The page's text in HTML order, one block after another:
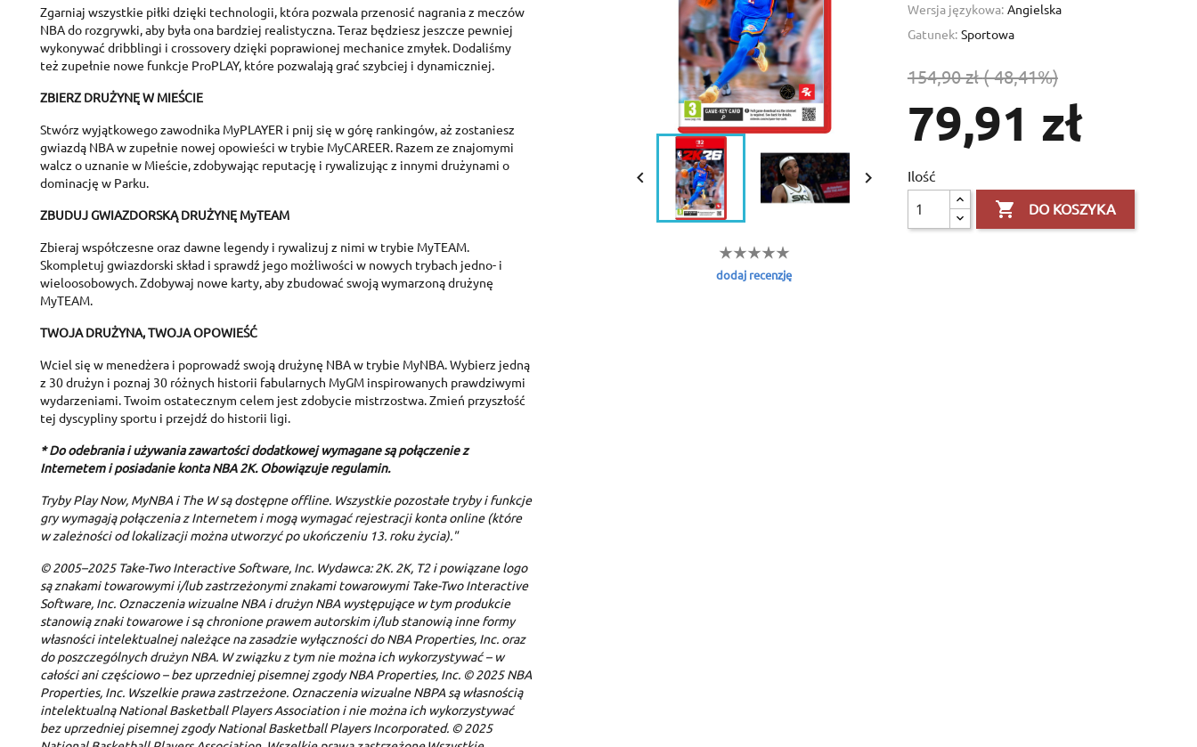
Add to wishlist
Create wishlist
Sign in
You need to be logged in to save products in your wishlist.
Zgarniaj wszystkie piłki dzięki technologii, która pozwala przenosić nagrania z meczów
NBA do rozgrywki, aby była ona bardziej realistyczna. Teraz będziesz jeszcze pewniej
wykonywać dribblingi i crossovery dzięki poprawionej mechanice zmyłek. Dodaliśmy
też zupełnie nowe funkcje ProPLAY, które pozwalają grać szybciej i dynamiczniej.
ZBIERZ DRUŻYNĘ W MIEŚCIE
Stwórz wyjątkowego zawodnika MyPLAYER i pnij się w górę rankingów, aż zostaniesz
gwiazdą NBA w zupełnie nowej opowieści w trybie MyCAREER. Razem ze znajomymi
walcz o uznanie w Mieście, zdobywając reputację i rywalizując z innymi drużynami o
dominację w Parku.
ZBUDUJ GWIAZDORSKĄ DRUŻYNĘ MyTEAM
Zbieraj współczesne oraz dawne legendy i rywalizuj z nimi w trybie MyTEAM.
Skompletuj gwiazdorski skład i sprawdź jego możliwości w nowych trybach jedno- i
wieloosobowych. Zdobywaj nowe karty, aby zbudować swoją wymarzoną drużynę
MyTEAM.
TWOJA DRUŻYNA, TWOJA OPOWIEŚĆ
Wciel się w menedżera i poprowadź swoją drużynę NBA w trybie MyNBA. Wybierz jedną
z 30 drużyn i poznaj 30 różnych historii fabularnych MyGM inspirowanych prawdziwymi
wydarzeniami. Twoim ostatecznym celem jest zdobycie mistrzostwa. Zmień przyszłość
tej dyscypliny sportu i przejdź do historii ligi.
* Do odebrania i używania zawartości dodatkowej wymagane są połączenie z
Internetem i posiadanie konta NBA 2K. Obowiązuje regulamin.
Tryby Play Now, MyNBA i The W są dostępne offline. Wszystkie pozostałe tryby i funkcje
gry wymagają połączenia z Internetem i mogą wymagać rejestracji konta online (które
w zależności od lokalizacji można utworzyć po ukończeniu 13. roku życia)."
© 2005–2025 Take-Two Interactive Software, Inc. Wydawca: 2K. 2K, T2 i powiązane logo
są znakami towarowymi i/lub zastrzeżonymi znakami towarowymi Take-Two Interactive
Software, Inc. Oznaczenia wizualne NBA i drużyn NBA występujące w tym produkcie
stanowią znaki towarowe i są chronione prawem autorskim i/lub stanowią inne formy
własności intelektualnej należące na zasadzie wyłączności do NBA Properties, Inc. oraz
do poszczególnych drużyn NBA. W związku z tym nie można ich wykorzystywać – w
całości ani częściowo – bez uprzedniej pisemnej zgody NBA Properties, Inc. © 2025 NBA
Properties, Inc. Wszelkie prawa zastrzeżone. Oznaczenia wizualne NBPA są własnością
intelektualną National Basketball Players Association i nie można ich wykorzystywać
bez uprzedniej pisemnej zgody National Basketball Players Incorporated. © 2025
 
dodaj recenzję
Wersja językowa: Angielska
Gatunek: Sportowa
154,90 zł(-48,41%)
79,91 zł
Ilość
 DO KOSZYKA